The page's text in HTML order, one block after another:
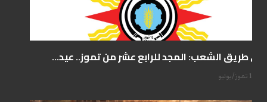
على طريق الشعب: المجد للرابع عشر من تموز.. عيد...
14 تموز/يوليو